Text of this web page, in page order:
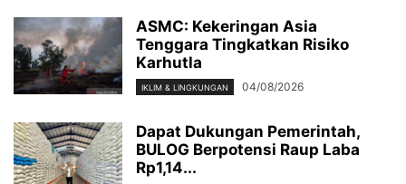
ASMC: Kekeringan Asia
Tenggara Tingkatkan Risiko
Karhutla
IKLIM & LINGKUNGAN 04/08/2026
Dapat Dukungan Pemerintah,
BULOG Berpotensi Raup Laba
Rp1,14...